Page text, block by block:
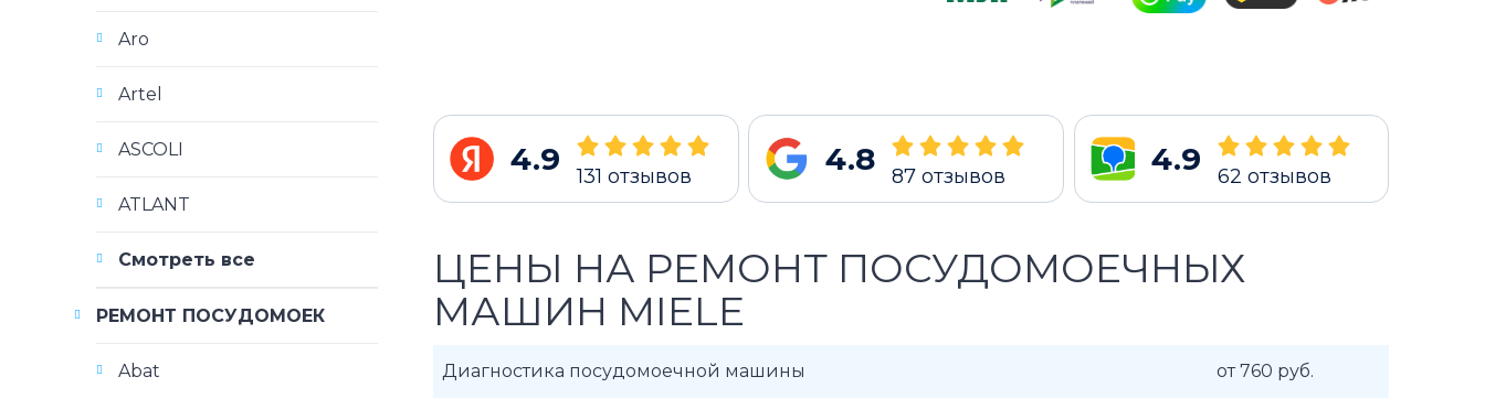
4.9 131 отзывов 4.8 87 отзывов 4.9 62 отзывов
ЦЕНЫ НА РЕМОНТ ПОСУДОМОЕЧНЫХ
МАШИН MIELE
Диагностика посудомоечной машины от 760 руб.
Aro
Artel
ASCOLI
ATLANT
Смотреть все
РЕМОНТ ПОСУДОМОЕК
Abat